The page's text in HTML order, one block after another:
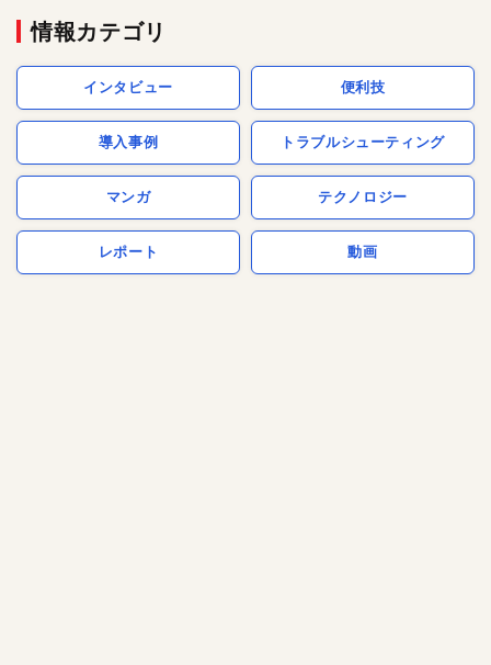
情報カテゴリ
インタビュー 便利技
導入事例 トラブルシューティング
マンガ テクノロジー
レポート 動画